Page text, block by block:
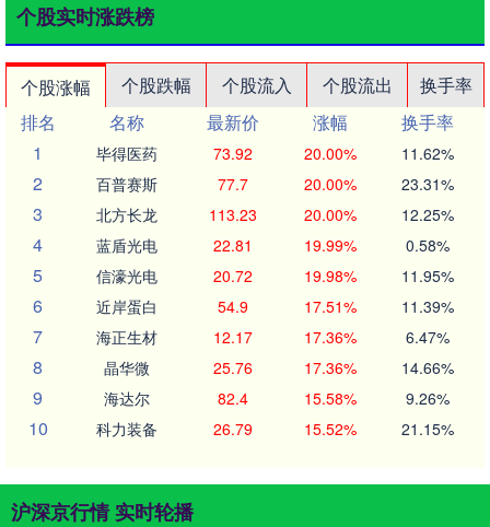
个股实时涨跌榜
个股涨幅 个股跌幅 个股流入 个股流出
换手率
排名
名称 最新价 涨幅
换手率
1
毕得医药 73.92 20.00% 11.62%
2 百普赛斯 77.7 20.00% 23.31%
3 北方长龙 113.23 20.00% 12.25%
4 蓝盾光电 22.81 19.99% 0.58%
5 信濠光电 20.72 19.98% 11.95%
6 近岸蛋白 54.9 17.51% 11.39%
7 海正生材 12.17 17.36% 6.47%
8 晶华微 25.76 17.36% 14.66%
9 海达尔 82.4 15.58% 9.26%
10 科力装备 26.79 15.52% 21.15%
沪深京行情 实时轮播